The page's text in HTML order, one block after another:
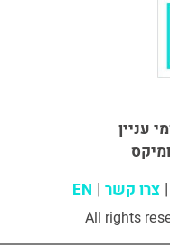
עניין
צרו קשר EN
All rights